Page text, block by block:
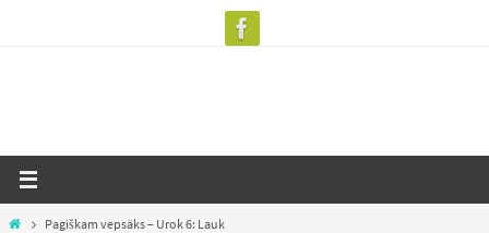
StartPagiškam vepsäks – Urok 6: Lauk